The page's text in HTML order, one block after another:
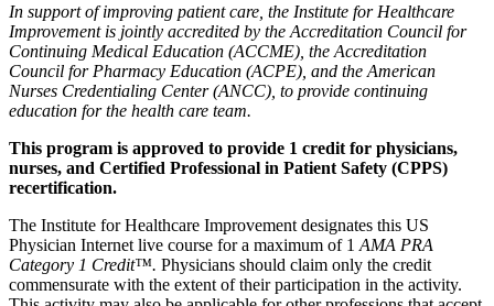
​​​​​​​​​​​​In support of improving patient care, the Institute for Healthcare
Improvement is jointly accredited by the Accreditation Council for
Continuing Medical Education (ACCME), the Accreditation
Council for Pharmacy Education (ACPE), and the American
Nurses Credentialing Center (ANCC), to provide continuing
education for the health care team.
This program is approved to provide 1 credit for physicians,
nurses, and Certified Professional in Patient Safety (CPPS)
recertification.
The Institute for Healthcare Improvement designates this US
Physician Internet live course for a maximum of 1 AMA PRA
Category 1 Credit™. Physicians should claim only the credit
commensurate with the extent of their participation in the activity.